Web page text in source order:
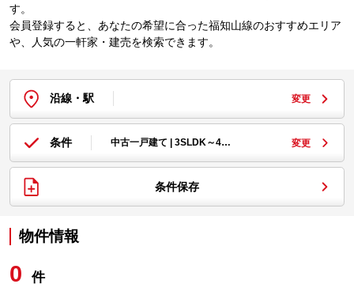
す。
会員登録すると、あなたの希望に合った福知山線のおすすめエリア
や、人気の一軒家・建売を検索できます。
沿線・駅 変更
条件 中古一戸建て | 3SLDK～4… 変更
条件保存
物件情報
0 件